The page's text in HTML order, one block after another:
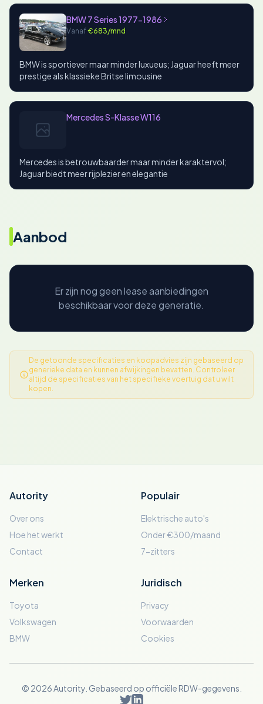
BMW 7 Series 1977-1986
Vanaf€683/mnd
BMW is sportiever maar minder luxueus; Jaguar heeft meer
prestige als klassieke Britse limousine
Mercedes S-Klasse W116
Mercedes is betrouwbaarder maar minder karaktervol;
Jaguar biedt meer rijplezier en elegantie
Aanbod
Er zijn nog geen lease aanbiedingen
beschikbaar voor deze generatie.
De getoonde specificaties en koopadvies zijn gebaseerd op
generieke data en kunnen afwijkingen bevatten. Controleer
altijd de specificaties van het specifieke voertuig dat u wilt
kopen.
Autority
Over ons
Hoe het werkt
Contact
Populair
Elektrische auto's
Onder €300/maand
7-zitters
Merken
Toyota
Volkswagen
BMW
Juridisch
Privacy
Voorwaarden
Cookies
© 2026 Autority. Gebaseerd op officiële RDW-gegevens.